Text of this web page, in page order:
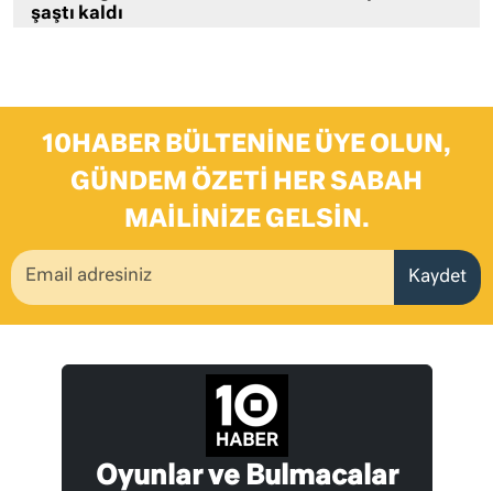
şaştı kaldı
10HABER BÜLTENINE ÜYE OLUN,
GÜNDEM ÖZETI HER SABAH
MAILINIZE GELSIN.
Kaydet
Oyunlar ve Bulmacalar